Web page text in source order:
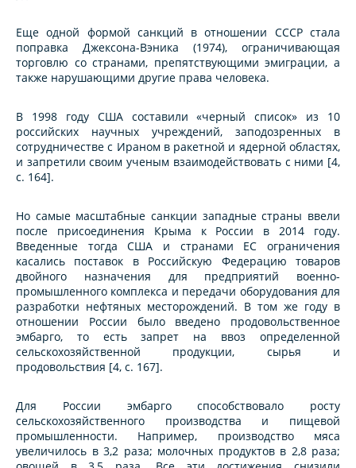
Еще одной формой санкций в отношении СССР стала
поправка Джексона-Вэника (1974), ограничивающая
торговлю со странами, препятствующими эмиграции, а
также нарушающими другие права человека.
В 1998 году США составили «черный список» из 10
российских научных учреждений, заподозренных в
сотрудничестве с Ираном в ракетной и ядерной областях,
и запретили своим ученым взаимодействовать с ними [4,
с. 164].
Но самые масштабные санкции западные страны ввели
после присоединения Крыма к России в 2014 году.
Введенные тогда США и странами ЕС ограничения
касались поставок в Российскую Федерацию товаров
двойного назначения для предприятий военно-
промышленного комплекса и передачи оборудования для
разработки нефтяных месторождений. В том же году в
отношении России было введено продовольственное
эмбарго, то есть запрет на ввоз определенной
сельскохозяйственной продукции, сырья и
продовольствия [4, с. 167].
Для России эмбарго способствовало росту
сельскохозяйственного производства и пищевой
промышленности. Например, производство мяса
увеличилось в 3,2 раза; молочных продуктов в 2,8 раза;